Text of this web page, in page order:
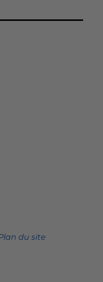
du site